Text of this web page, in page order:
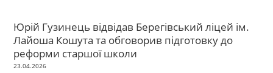
Юрій Гузинець відвідав Берегівський ліцей ім.
Лайоша Кошута та обговорив підготовку до
реформи старшої школи
23.04.2026